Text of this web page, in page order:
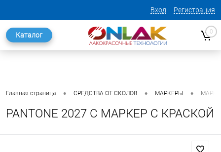
Вход Регистрация
Каталог 0
Главная страница • СРЕДСТВА ОТ СКОЛОВ • МАРКЕРЫ •
PANTONE 2027 C МАРКЕР С КРАСКОЙ